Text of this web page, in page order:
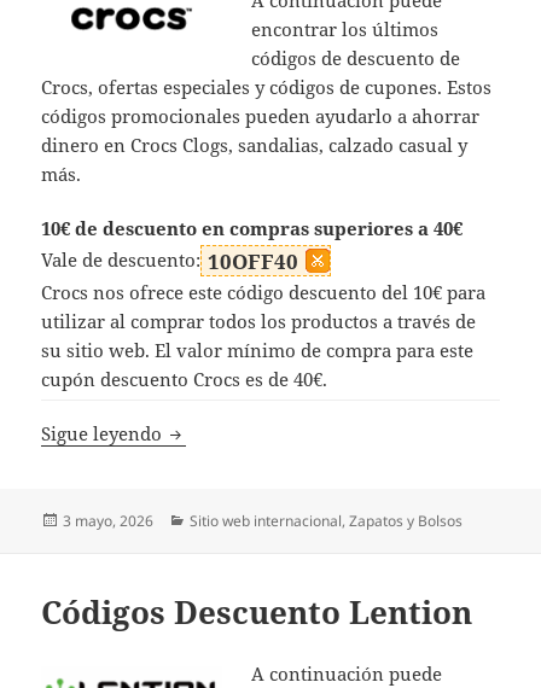
encontrar los últimos
códigos de descuento de
Crocs, ofertas especiales y códigos de cupones. Estos
códigos promocionales pueden ayudarlo a ahorrar
dinero en Crocs Clogs, sandalias, calzado casual y
más.
10€ de descuento en compras superiores a 40€
Vale de descuento: 10OFF40
Crocs nos ofrece este código descuento del 10€ para
utilizar al comprar todos los productos a través de
su sitio web. El valor mínimo de compra para este
cupón descuento Crocs es de 40€.
Sigue leyendo Códigos Descuento Crocs
Publicado
3 mayo, 2026 Categorías
Sitio web internacional,Zapatos y Bolsos
Códigos Descuento Lention
A continuación puede